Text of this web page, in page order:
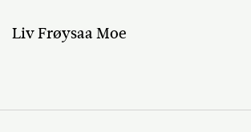
Liv Frøysaa Moe